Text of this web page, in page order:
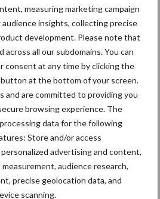
measuring marketing campaign
insights, collecting precise
development. Please note that
across all our subdomains. You can
consent at any time by clicking the
at the bottom of your screen.
and are committed to providing you
browsing experience. The
data for the following
Store and/or access
advertising and content,
audience research,
precise geolocation data, and
scanning.
Bemesting Fokkerij
Hittestress